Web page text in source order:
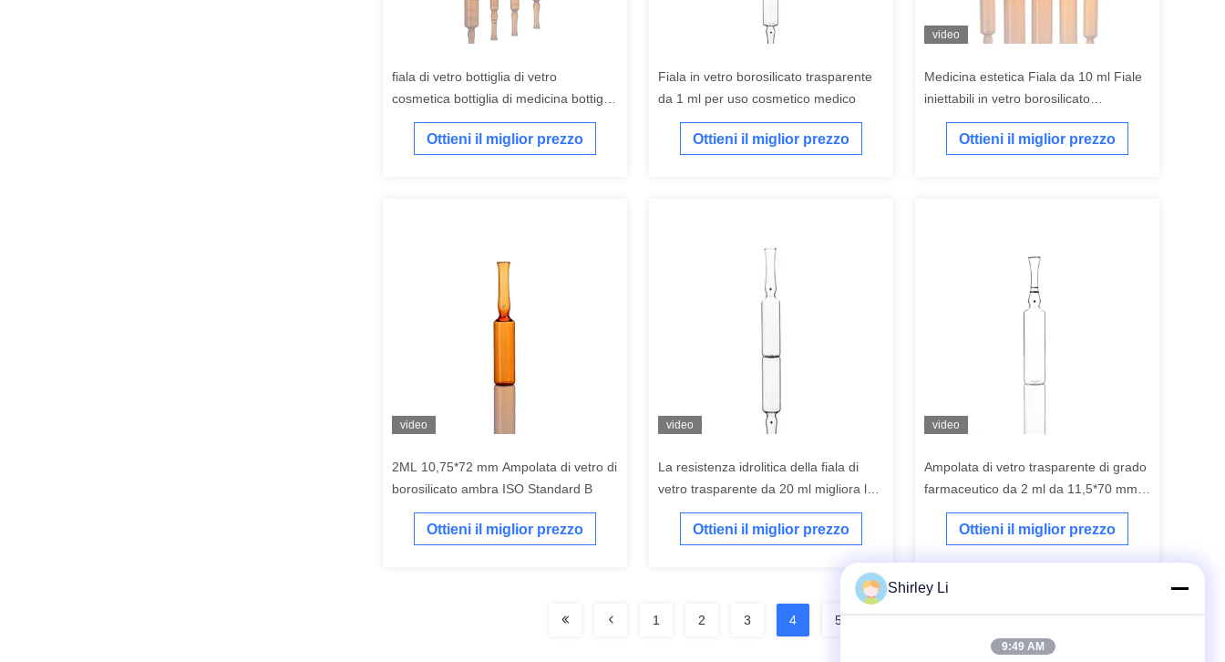
fiala di vetro bottiglia di vetro
cosmetica bottiglia di medicina bottiglia
di vetro di olio essenziale
Ottieni il miglior prezzo
Fiala in vetro borosilicato trasparente
da 1 ml per uso cosmetico medico
Ottieni il miglior prezzo
video
Medicina estetica Fiala da 10 ml Fiale
iniettabili in vetro borosilicato
trasparente
Ottieni il miglior prezzo
video
2ML 10,75*72 mm Ampolata di vetro di
borosilicato ambra ISO Standard B
Ottieni il miglior prezzo
video
La resistenza idrolitica della fiala di
vetro trasparente da 20 ml migliora la
fiala della fiala della stabilità del
farmacoOttieni il miglior prezzo
video
Ampolata di vetro trasparente di grado
farmaceutico da 2 ml da 11,5*70 mm
con materiale di vetro borosilicato
Ottieni il miglior prezzo
1 2 3 4 5
Shirley Li
9:49 AM